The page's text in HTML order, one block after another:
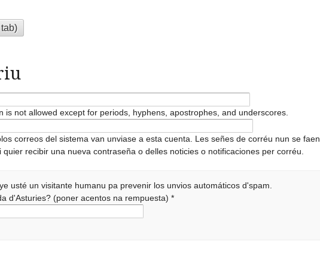
is not allowed except for periods, hyphens, apostrophes, and underscores.
correos del sistema van unviase a esta cuenta. Les señes de corréu nun se faen
recibir una nueva contraseña o delles noticies o notificaciones per corréu.
usté un visitante humanu pa prevenir los unvios automáticos d'spam.
d'Asturies? (poner acentos na rempuesta)*